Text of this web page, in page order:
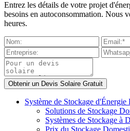
Entrez les détails de votre projet
besoins en autoconsommation. Nous
heures.
Système de Stockage d'Énergie
Solutions de Stockage
Systèmes de Stockage à
Prix du Stockage